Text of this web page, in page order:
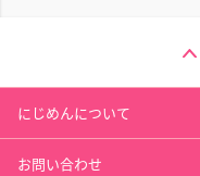
にじめんについて
お問い合わせ